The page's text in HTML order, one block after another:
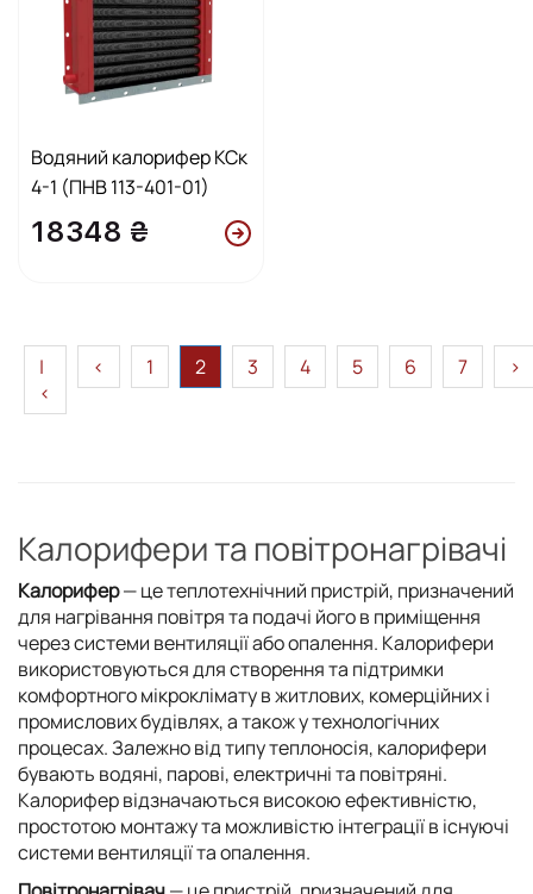
Водяний калорифер КСк
4-1 (ПНВ 113-401-01)
18348 ₴
|
<
< 1 2 3 4 5 6 7 >
Калорифери та повітронагрівачі
Калорифер— це теплотехнічний пристрій, призначений
для нагрівання повітря та подачі його в приміщення
через системи вентиляції або опалення. Калорифери
використовуються для створення та підтримки
комфортного мікроклімату в житлових, комерційних і
промислових будівлях, а також у технологічних
процесах. Залежно від типу теплоносія, калорифери
бувають водяні, парові, електричні та повітряні.
Калорифер відзначаються високою ефективністю,
простотою монтажу та можливістю інтеграції в існуючі
системи вентиляції та опалення.